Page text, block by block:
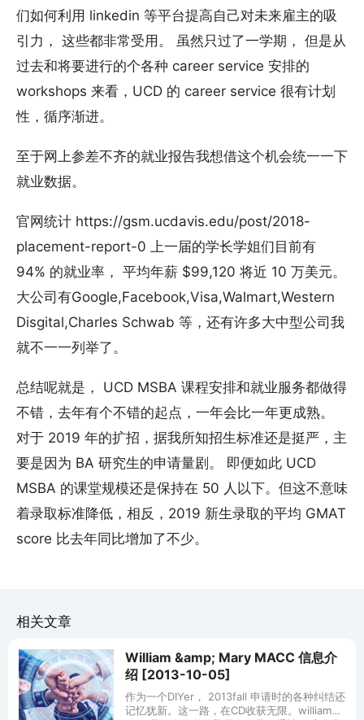
们如何利用 linkedin 等平台提高自己对未来雇主的吸
引力， 这些都非常受用。 虽然只过了一学期， 但是从
过去和将要进行的个各种 career service 安排的
workshops 来看，UCD 的 career service 很有计划
性，循序渐进。
至于网上参差不齐的就业报告我想借这个机会统一一下
就业数据。
官网统计 https://gsm.ucdavis.edu/post/2018-
placement-report-0 上一届的学长学姐们目前有
94% 的就业率， 平均年薪 $99,120 将近 10 万美元。
大公司有Google,Facebook,Visa,Walmart,Western
Disgital,Charles Schwab 等，还有许多大中型公司我
就不一一列举了。
总结呢就是， UCD MSBA 课程安排和就业服务都做得
不错，去年有个不错的起点，一年会比一年更成熟。
对于 2019 年的扩招，据我所知招生标准还是挺严，主
要是因为 BA 研究生的申请量剧。 即便如此 UCD
MSBA 的课堂规模还是保持在 50 人以下。但这不意味
着录取标准降低，相反，2019 新生录取的平均 GMAT
score 比去年同比增加了不少。
相关文章
William &amp; Mary MACC 信息介
绍 [2013-10-05]
作为一个DIYer， 2013fall 申请时的各种纠结还
记忆犹新。这一路，在CD收获无限。william